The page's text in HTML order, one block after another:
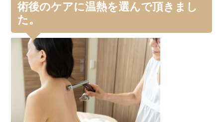
術後のケアに温熱を選んで頂きまし
た。